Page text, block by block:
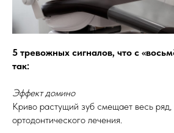
5 тревожных сигналов, что с
так:
Эффект домино
Криво растущий зуб смещает весь ряд,
ортодонтического лечения.